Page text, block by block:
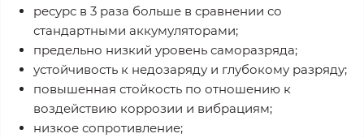
ресурс в 3 раза больше в сравнении со
стандартными аккумуляторами;
предельно низкий уровень саморазряда;
устойчивость к недозаряду и глубокому разряду;
повышенная стойкость по отношению к
воздействию коррозии и вибрациям;
низкое сопротивление;